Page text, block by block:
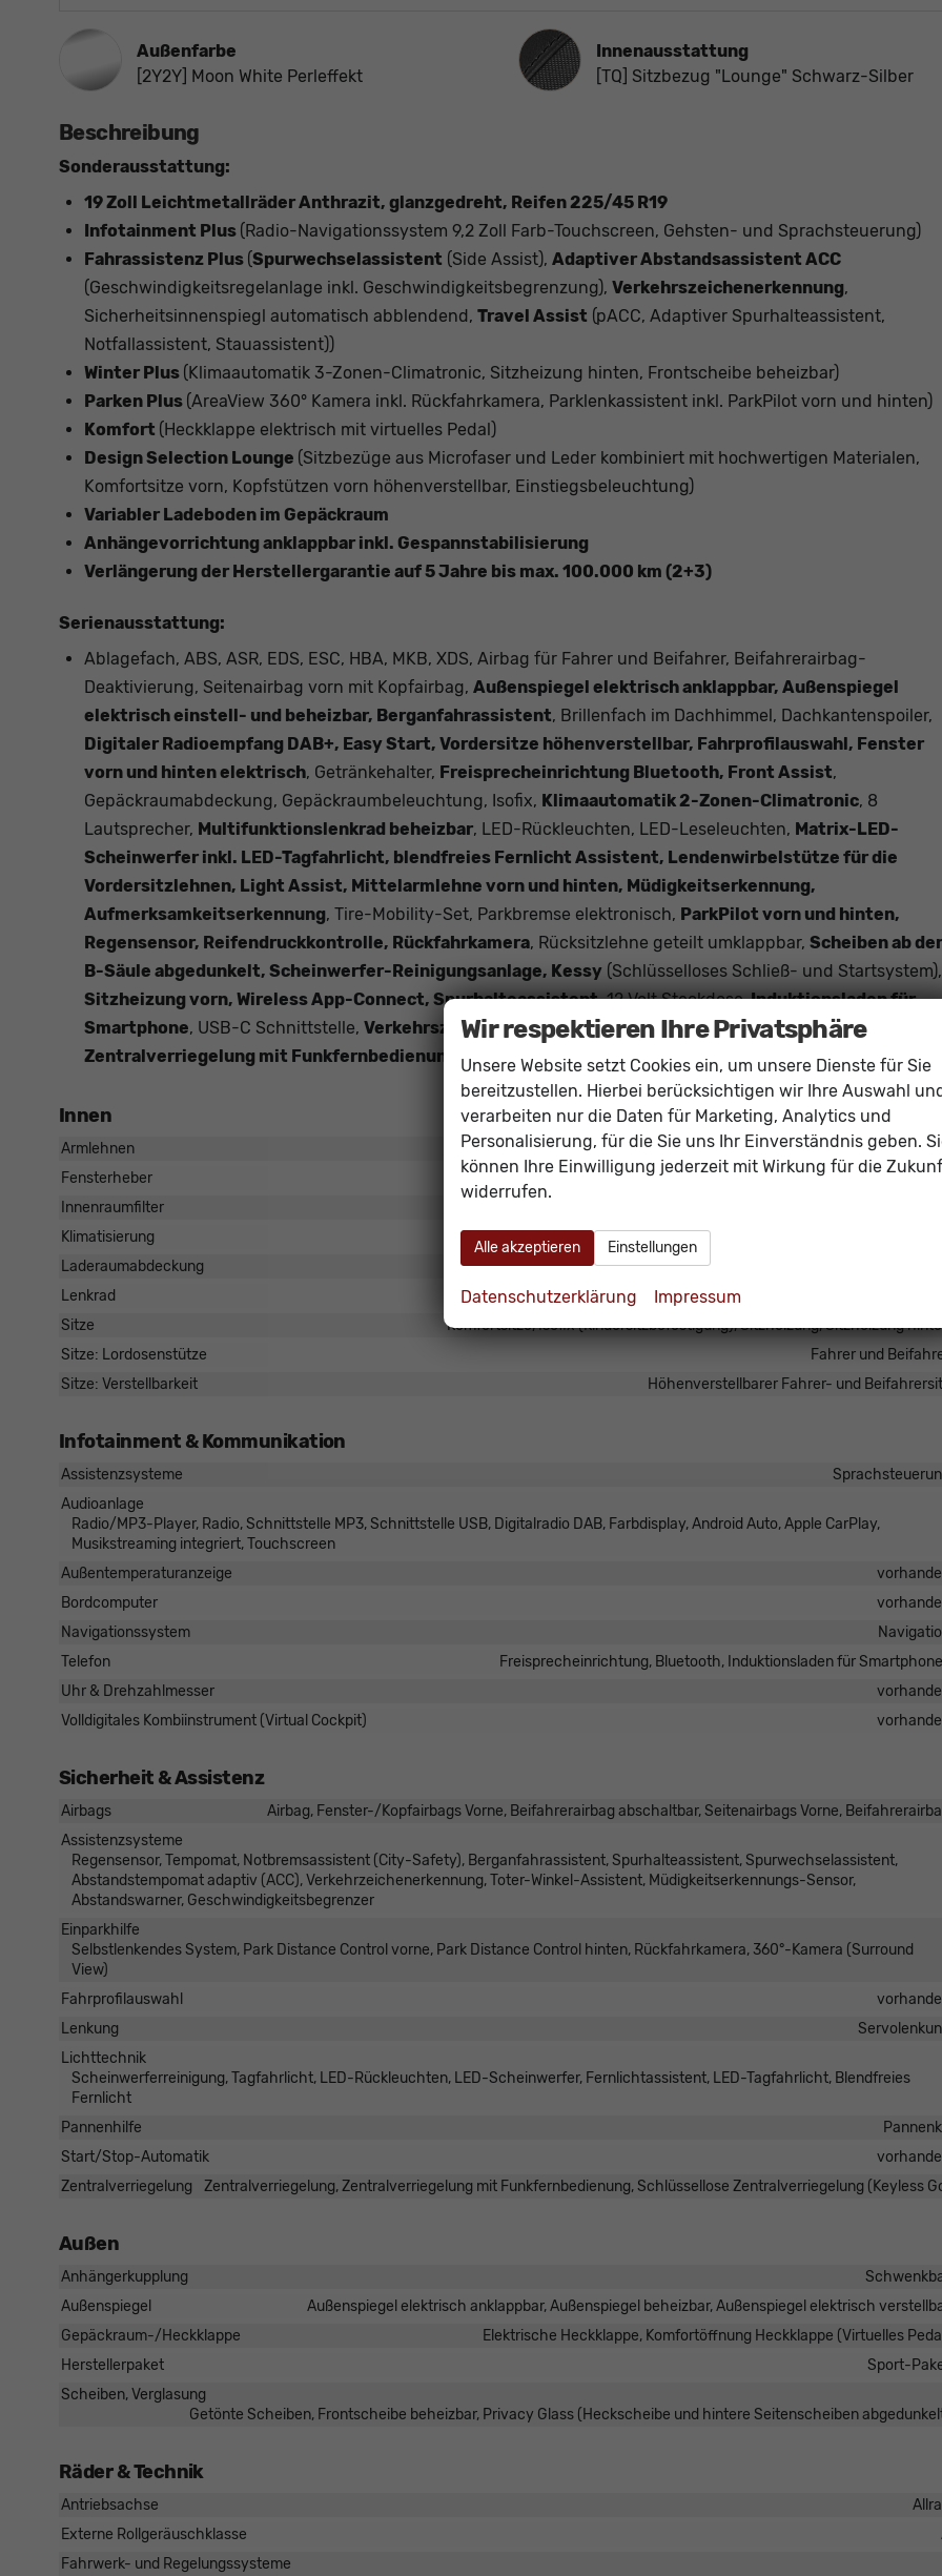
Außenfarbe
[2Y2Y] Moon White Perleffekt
Innenausstattung
Innenausstattung
[TQ] Sitzbezug "Lounge" Schwarz-Silber
Beschreibung
Sonderausstattung:
19 Zoll Leichtmetallräder Anthrazit, glanzgedreht, Reifen 225/45 R19
Infotainment Plus (Radio-Navigationssystem 9,2 Zoll Farb-Touchscreen, Gehsten- und Sprachsteuerung)
Fahrassistenz Plus (Spurwechselassistent (Side Assist), Adaptiver Abstandsassistent ACC
(Geschwindigkeitsregelanlage inkl. Geschwindigkeitsbegrenzung), Verkehrszeichenerkennung,
Sicherheitsinnenspiegl automatisch abblendend, Travel Assist (pACC, Adaptiver Spurhalteassistent,
Notfallassistent, Stauassistent))
Winter Plus (Klimaautomatik 3-Zonen-Climatronic, Sitzheizung hinten, Frontscheibe beheizbar)
Parken Plus (AreaView 360° Kamera inkl. Rückfahrkamera, Parklenkassistent inkl. ParkPilot vorn und hinten)
Komfort (Heckklappe elektrisch mit virtuelles Pedal)
Design Selection Lounge (Sitzbezüge aus Microfaser und Leder kombiniert mit hochwertigen Materialen,
Komfortsitze vorn, Kopfstützen vorn höhenverstellbar, Einstiegsbeleuchtung)
Variabler Ladeboden im Gepäckraum
Anhängevorrichtung anklappbar inkl. Gespannstabilisierung
Verlängerung der Herstellergarantie auf 5 Jahre bis max. 100.000 km (2+3)
Serienausstattung:
Ablagefach, ABS, ASR, EDS, ESC, HBA, MKB, XDS, Airbag für Fahrer und Beifahrer, Beifahrerairbag-
Deaktivierung, Seitenairbag vorn mit Kopfairbag, Außenspiegel elektrisch anklappbar, Außenspiegel
elektrisch einstell- und beheizbar, Berganfahrassistent, Brillenfach im Dachhimmel, Dachkantenspoiler,
Digitaler Radioempfang DAB+, Easy Start, Vordersitze höhenverstellbar, Fahrprofilauswahl, Fenster
vorn und hinten elektrisch, Getränkehalter, Freisprecheinrichtung Bluetooth, Front Assist,
Gepäckraumabdeckung, Gepäckraumbeleuchtung, Isofix, Klimaautomatik 2-Zonen-Climatronic, 8
Lautsprecher, Multifunktionslenkrad beheizbar, LED-Rückleuchten, LED-Leseleuchten, Matrix-LED-
Scheinwerfer inkl. LED-Tagfahrlicht, blendfreies Fernlicht Assistent, Lendenwirbelstütze für die
Vordersitzlehnen, Light Assist, Mittelarmlehne vorn und hinten, Müdigkeitserkennung,
Aufmerksamkeitserkennung, Tire-Mobility-Set, Parkbremse elektronisch, ParkPilot vorn und hinten,
Regensensor, Reifendruckkontrolle, Rückfahrkamera, Rücksitzlehne geteilt umklappbar, Scheiben ab der
B-Säule abgedunkelt, Scheinwerfer-Reinigungsanlage, Kessy (Schlüsselloses Schließ- und Startsystem),
Sitzheizung vorn, Wireless App-Connect, Spurhalteassistent, 12 Volt Steckdose,Induktionsladen für
Smartphone, USB-C Schnittstelle, Verkehrszeichenerkennung,Virtual Cockpit(10 Zoll inkl. Bordcomputer),
Zentralverriegelung mit Funkfernbedienung
, Servolenkung
Innen
Armlehnen
Mittelarmlehne,
Fensterheber
elektrisch 4-
Innenraumfilter
Klimatisierung
Klimaautomatik, 3-Zonen-Klimaautomatik
Laderaumabdeckung
Lenkrad
höhenverstellbar, mit Multifunktionen, mit Lenkradheizung
Sitze
Komfortsitze, Isofix (Kindersitzbefestigung), Sitzheizung, Sitzheizung
Sitze: Lordosenstütze
Fahrer und
Sitze: Verstellbarkeit
Höhenverstellbarer Fahrer- und
Infotainment & Kommunikation
Assistenzsysteme
Audioanlage
Radio/MP3-Player, Radio, Schnittstelle MP3, Schnittstelle USB, Digitalradio DAB, Farbdisplay, Android Auto, Apple CarPlay,
Musikstreaming integriert, Touchscreen
Außentemperaturanzeige
Bordcomputer
Navigationssystem
Telefon
Freisprecheinrichtung, Bluetooth, Induktionsladen für
Uhr & Drehzahlmesser
Volldigitales Kombiinstrument (Virtual Cockpit)
Sicherheit & Assistenz
Airbags
Airbag, Fenster-/Kopfairbags Vorne, Beifahrerairbag abschaltbar, Seitenairbags Vorne,
Assistenzsysteme
Regensensor, Tempomat, Notbremsassistent (City-Safety), Berganfahrassistent, Spurhalteassistent, Spurwechselassistent,
Abstandstempomat adaptiv (ACC), Verkehrzeichenerkennung, Toter-Winkel-Assistent, Müdigkeitserkennungs-Sensor,
Abstandswarner, Geschwindigkeitsbegrenzer
Einparkhilfe
Selbstlenkendes System, Park Distance Control vorne, Park Distance Control hinten, Rückfahrkamera, 360°-Kamera (Surround
View)
Fahrprofilauswahl
Lenkung
Lichttechnik
Scheinwerferreinigung, Tagfahrlicht, LED-Rückleuchten, LED-Scheinwerfer, Fernlichtassistent, LED-Tagfahrlicht, Blendfreies
Fernlicht
Pannenhilfe
Start/Stop-Automatik
Zentralverriegelung
Zentralverriegelung, Zentralverriegelung mit Funkfernbedienung, Schlüssellose Zentralverriegelung (Keyless
Außen
Anhängerkupplung
Außenspiegel
Außenspiegel elektrisch anklappbar, Außenspiegel beheizbar, Außenspiegel elektrisch
Gepäckraum-/Heckklappe
Elektrische Heckklappe, Komfortöffnung Heckklappe (Virtuelles
Herstellerpaket
Sport-
Scheiben, Verglasung
Getönte Scheiben, Frontscheibe beheizbar, Privacy Glass (Heckscheibe und hintere Seitenscheiben
Räder & Technik
Antriebsachse
Externe Rollgeräuschklasse
Fahrwerk- und Regelungssysteme
Wir respektieren Ihre Privatsphäre
Unsere Website setzt Cookies ein, um unsere Dienste für Sie
bereitzustellen. Hierbei berücksichtigen wir Ihre Auswahl
verarbeiten nur die Daten für Marketing, Analytics und
Personalisierung, für die Sie uns Ihr Einverständnis geben.
können Ihre Einwilligung jederzeit mit Wirkung für die
widerrufen.
Alle akzeptieren Einstellungen
Datenschutzerklärung Impressum